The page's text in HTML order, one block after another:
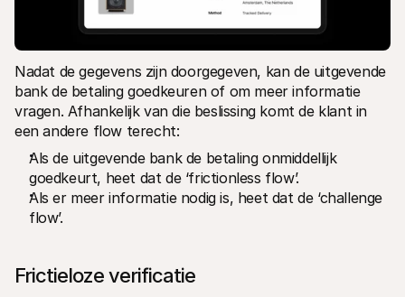
Nadat de gegevens zijn doorgegeven, kan de uitgevende
bank de betaling goedkeuren of om meer informatie
vragen. Afhankelijk van die beslissing komt de klant in
een andere flow terecht:
Als de uitgevende bank de betaling onmiddellijk
goedkeurt, heet dat de ‘frictionless flow’.
Als er meer informatie nodig is, heet dat de ‘challenge
flow’.
Frictieloze verificatie